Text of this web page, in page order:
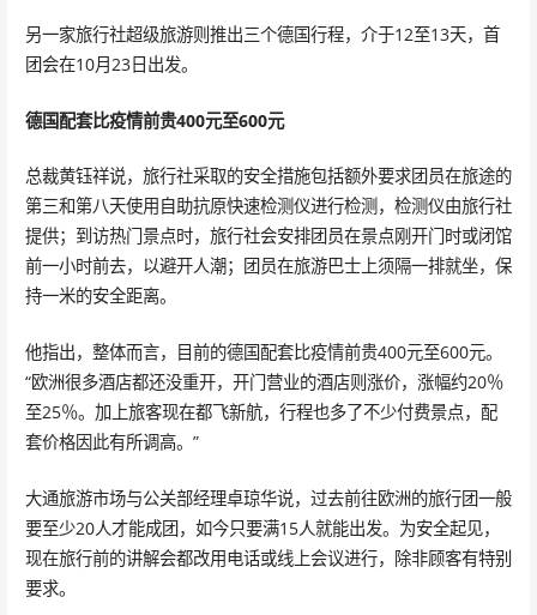
另一家旅行社超级旅游则推出三个德国行程，介于12至13天，首
团会在10月23日出发。
德国配套比疫情前贵400元至600元
总裁黄钰祥说，旅行社采取的安全措施包括额外要求团员在旅途的
第三和第八天使用自助抗原快速检测仪进行检测，检测仪由旅行社
提供；到访热门景点时，旅行社会安排团员在景点刚开门时或闭馆
前一小时前去，以避开人潮；团员在旅游巴士上须隔一排就坐，保
持一米的安全距离。
他指出，整体而言，目前的德国配套比疫情前贵400元至600元。
“欧洲很多酒店都还没重开，开门营业的酒店则涨价，涨幅约20％
至25％。加上旅客现在都飞新航，行程也多了不少付费景点，配
套价格因此有所调高。”
大通旅游市场与公关部经理卓琼华说，过去前往欧洲的旅行团一般
要至少20人才能成团，如今只要满15人就能出发。为安全起见，
现在旅行前的讲解会都改用电话或线上会议进行，除非顾客有特别
要求。